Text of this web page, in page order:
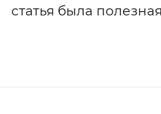
статья была